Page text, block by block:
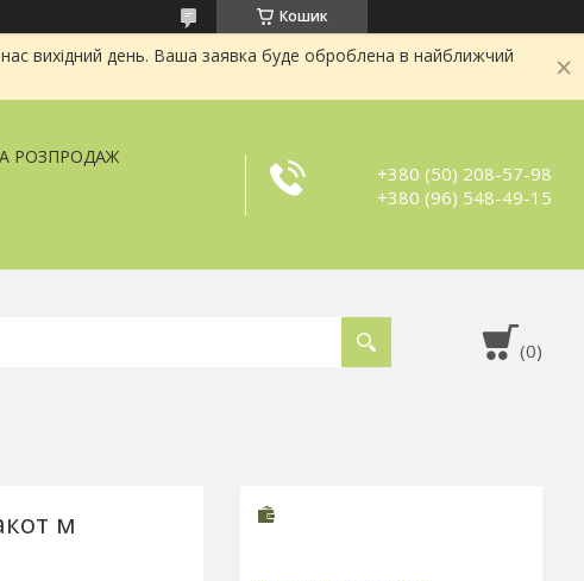
Кошик
вихідний день. Ваша заявка буде оброблена в найближчий
РОЗПРОДАЖ
+380 (50) 208-57-98
+380 (96) 548-49-15
м